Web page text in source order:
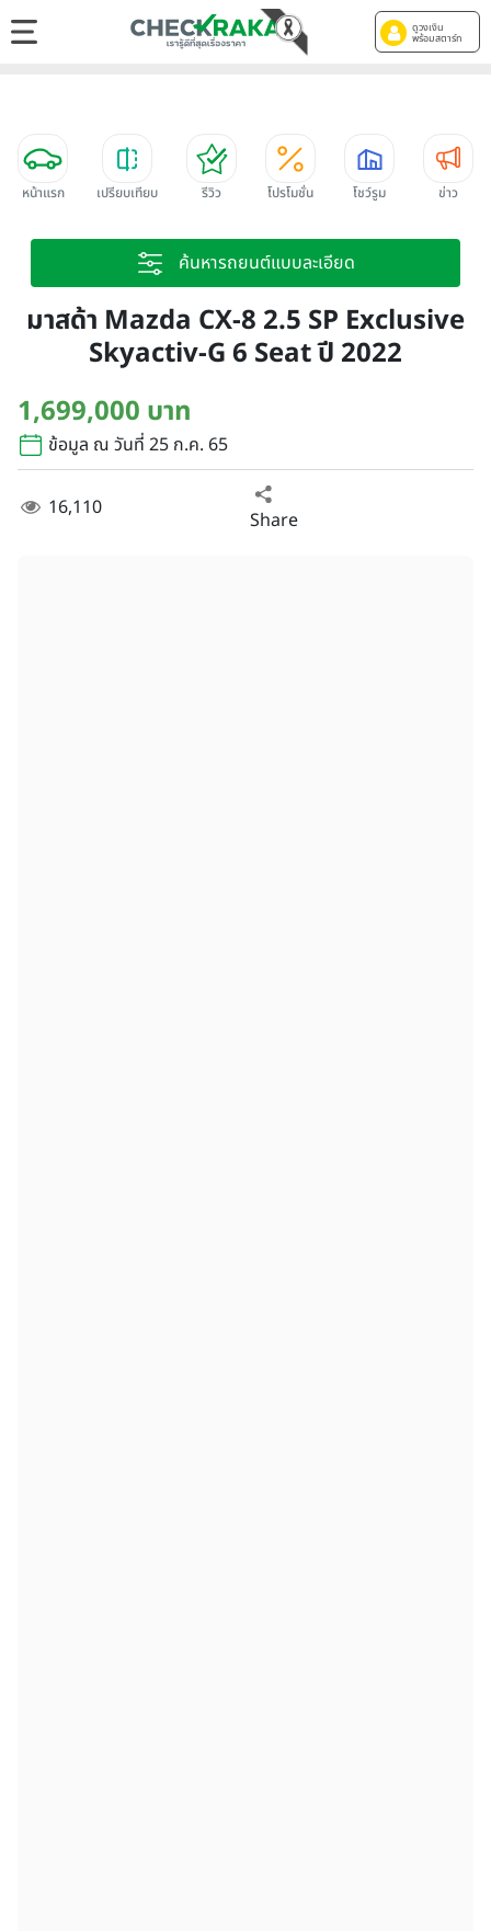
ดูวงเงิน
พร้อมสตาร์ท
หน้าแรก เปรียบเทียบ รีวิว โปรโมชั่น โชว์รูม ข่าว
ค้นหารถยนต์แบบละเอียด
มาสด้า Mazda CX-8 2.5 SP Exclusive
Skyactiv-G 6 Seat ปี 2022
1,699,000 บาท
ข้อมูล ณ วันที่ 25 ก.ค. 65
16,110 Share